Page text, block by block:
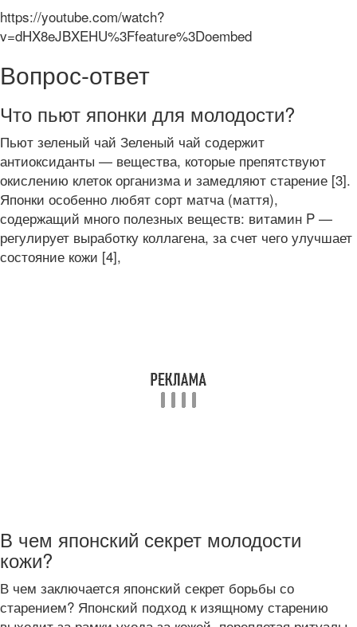
https://youtube.com/watch?
v=dHX8eJBXEHU%3Ffeature%3Doembed
Вопрос-ответ
Что пьют японки для молодости?
Пьют зеленый чай Зеленый чай содержит
антиоксиданты — вещества, которые препятствуют
окислению клеток организма и замедляют старение [3].
Японки особенно любят сорт матча (маття),
содержащий много полезных веществ: витамин P —
регулирует выработку коллагена, за счет чего улучшает
состояние кожи [4],
В чем японский секрет молодости
кожи?
В чем заключается японский секрет борьбы со
старением? Японский подход к изящному старению